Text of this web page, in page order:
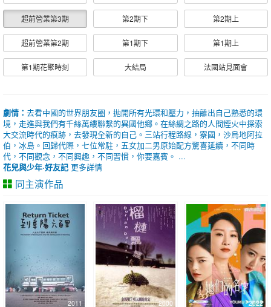
超前營業第3期 第2期下 第2期上
超前營業第2期 第1期下 第1期上
第1期花聚時刻 大結局 法國站見面會
劇情： 去看中國的世界朋友圈，拋開所有光環和壓力，抽離出自己熟悉的環
境，走進與我們有千絲萬縷聯繫的異國他鄉。在絲綢之路的人間煙火中探索
大交流時代的痕跡，去發現全新的自己。三站行程路線，寮國，沙烏地阿拉
伯，冰島。回歸代際，七位常駐，五女加二男原始配方驚喜延續，不同時
代，不同觀念，不同興趣，不同習慣，你要嘉賓。 ...
花兒與少年·好友記 更多詳情
同主演作品
2011 2000 2022